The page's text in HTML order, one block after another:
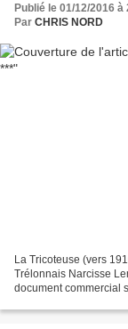
Publié le 01/12/2016 à
Par CHRIS NORD
La Tricoteuse (vers
Trélonnais Narcisse
document commercial